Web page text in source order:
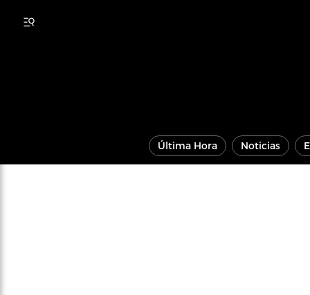
Última Hora Noticias